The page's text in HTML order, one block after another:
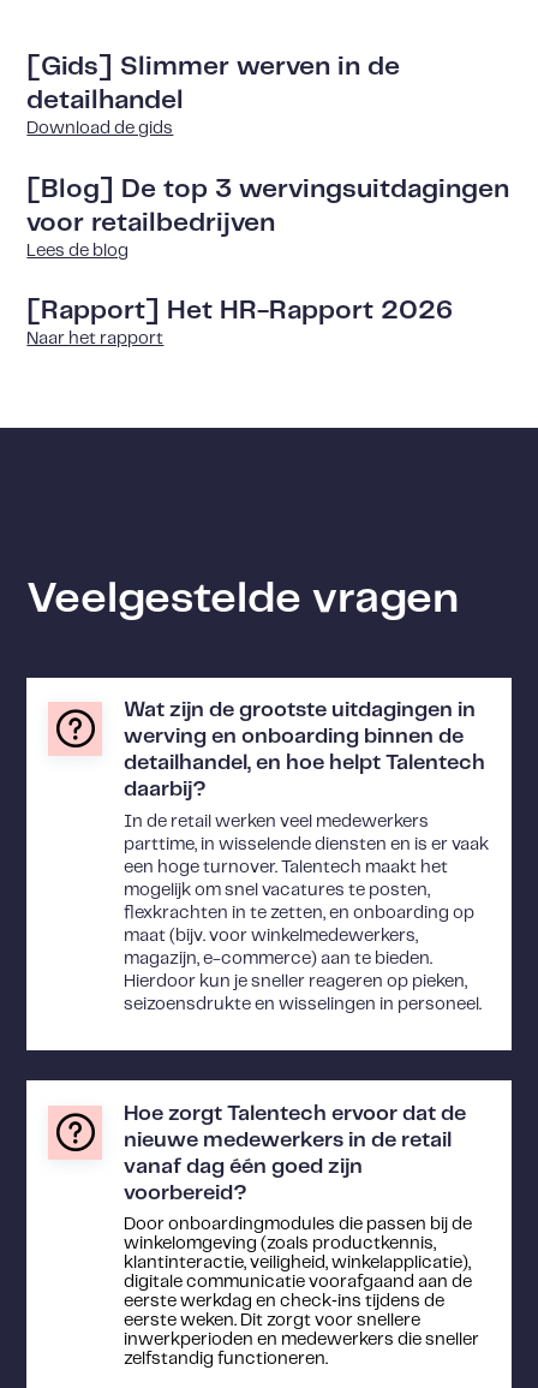
[Gids] Slimmer werven in de
detailhandel
Download de gids
[Blog] De top 3 wervingsuitdagingen
voor retailbedrijven
Lees de blog
[Rapport] Het HR-Rapport 2026
Naar het rapport
Veelgestelde vragen
Wat zijn de grootste uitdagingen in
werving en onboarding binnen de
detailhandel, en hoe helpt Talentech
daarbij?
In de retail werken veel medewerkers
parttime, in wisselende diensten en is er vaak
een hoge turnover. Talentech maakt het
mogelijk om snel vacatures te posten,
flexkrachten in te zetten, en onboarding op
maat (bijv. voor winkelmedewerkers,
magazijn, e-commerce) aan te bieden.
Hierdoor kun je sneller reageren op pieken,
seizoensdrukte en wisselingen in personeel.
Hoe zorgt Talentech ervoor dat de
nieuwe medewerkers in de retail
vanaf dag één goed zijn
voorbereid?
Door onboardingmodules die passen bij de
winkelomgeving (zoals productkennis,
klantinteractie, veiligheid, winkelapplicatie),
digitale communicatie voorafgaand aan de
eerste werkdag en check‐ins tijdens de
eerste weken. Dit zorgt voor snellere
inwerkperioden en medewerkers die sneller
zelfstandig functioneren.